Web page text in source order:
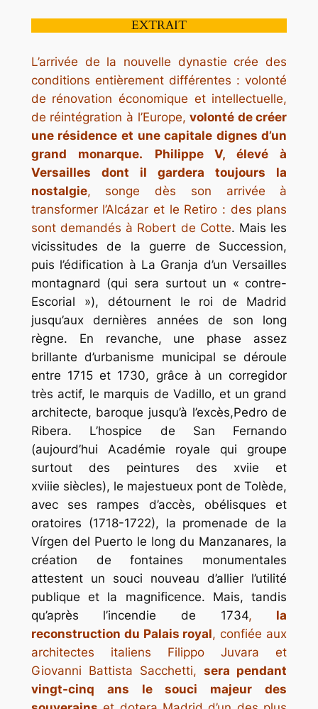
EXTRAIT
L’arrivée de la nouvelle dynastie crée des
conditions entièrement différentes : volonté
de rénovation économique et intellectuelle,
de réintégration à l’Europe,volonté de créer
une résidence et une capitale dignes d’un
grand monarque.
Philippe V, élevé à
Versailles dont il gardera toujours la
nostalgie, songe dès son arrivée à
transformer l’Alcázar et le Retiro : des plans
sont demandés à Robert de Cotte. Mais les
vicissitudes de la guerre de Succession,
puis l’édification à La Granja d’un Versailles
montagnard (qui sera surtout un « contre-
Escorial »), détournent le roi de Madrid
jusqu’aux dernières années de son long
règne. En revanche, une phase assez
brillante d’urbanisme municipal se déroule
entre 1715 et 1730, grâce à un corregidor
très actif, le marquis de Vadillo, et un grand
architecte, baroque jusqu’à l’excès,Pedro de
Ribera. L’hospice de San Fernando
(aujourd’hui Académie royale qui groupe
surtout des peintures des xviie et
xviiie siècles), le majestueux pont de Tolède,
avec ses rampes d’accès, obélisques et
oratoires (1718-1722), la promenade de la
Vírgen del Puerto le long du Manzanares, la
création de fontaines monumentales
attestent un souci nouveau d’allier l’utilité
publique et la magnificence. Mais, tandis
qu’après l’incendie de 1734, la
reconstruction du Palais royal, confiée aux
architectes italiens Filippo Juvara et
Giovanni Battista Sacchetti,sera pendant
vingt-cinq ans le souci majeur des